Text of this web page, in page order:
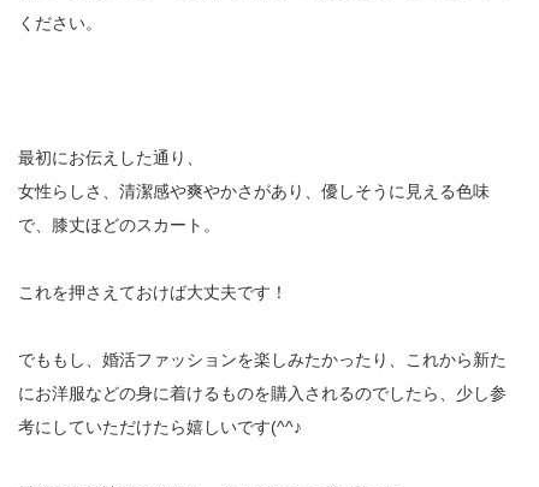
ください。
最初にお伝えした通り、
女性らしさ、清潔感や爽やかさがあり、優しそうに見える色味
で、膝丈ほどのスカート。
これを押さえておけば大丈夫です！
でももし、婚活ファッションを楽しみたかったり、これから新た
にお洋服などの身に着けるものを購入されるのでしたら、少し参
考にしていただけたら嬉しいです(^^♪